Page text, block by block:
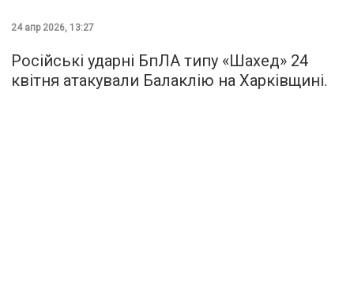
24 апр 2026, 13:27
Російські ударні БпЛА типу «Шахед» 24
квітня атакували Балаклію на Харківщині.